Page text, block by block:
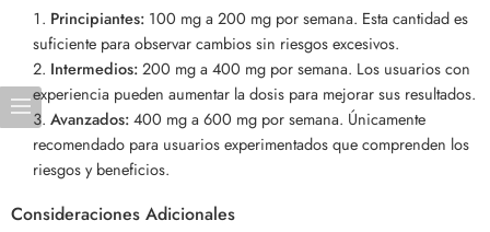
Principiantes: 100 mg a 200 mg por semana. Esta cantidad es
suficiente para observar cambios sin riesgos excesivos.
Intermedios:200 mg a 400 mg por semana. Los usuarios con
experiencia pueden aumentar la dosis para mejorar sus resultados.
Avanzados:400 mg a 600 mg por semana. Únicamente
recomendado para usuarios experimentados que comprenden los
riesgos y beneficios.
Consideraciones Adicionales